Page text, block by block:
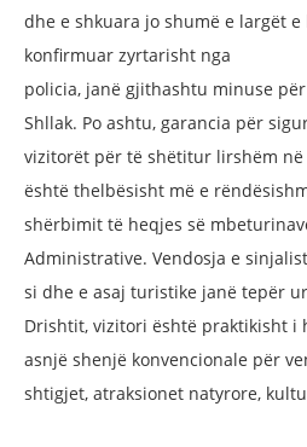
dhe e shkuara jo shumë e largët
konfirmuar zyrtarisht nga
policia, janë gjithashtu minuse
Shllak. Po ashtu, garancia për
vizitorët për të shëtitur lirshëm
është thelbësisht më e
shërbimit të heqjes së
Administrative. Vendosja e
si dhe e asaj turistike janë tepër
Drishtit, vizitori është praktikisht i
asnjë shenjë konvencionale për
shtigjet, atraksionet natyrore,